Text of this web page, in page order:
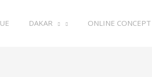
DAKAR ONLINE CONCEPT